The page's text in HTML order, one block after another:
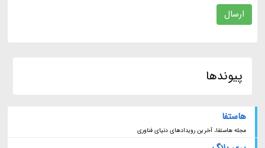
ارسال
پیوندها
هاستفا
مجله هاستفا، آخرین رویدادهای دنیای فناوری